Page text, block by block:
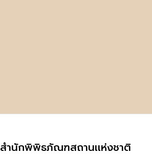
สำนักพิพิธภัณฑสถานเเห่งชาติ